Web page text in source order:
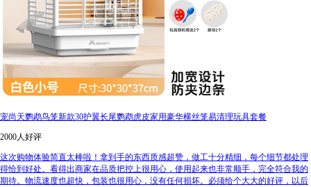
宠尚天鹦鹉鸟笼新款30护翼长尾鹦鹉虎皮家用豪华横丝笼易清理玩具套餐
2000人好评
这次购物体验简直太棒啦！拿到手的东西质感超赞，做工十分精细，每个细节都处理
得恰到好处。看得出商家在品质把控上很用心，使用起来也非常顺手，完全符合我的
期待。物流速度也超快，包装也很用心，没有任何损坏。必须给个大大的好评，以后